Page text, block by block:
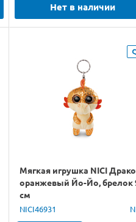
Нет в наличии
Мягкая игрушка NICI
оранжевый Йо-Йо, брелок
см
NICI46931